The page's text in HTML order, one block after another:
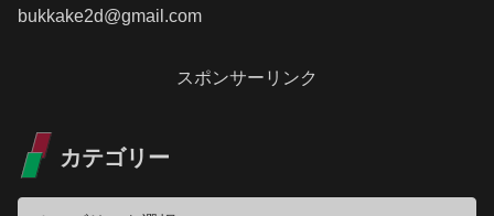
bukkake2d@gmail.com
スポンサーリンク
カテゴリー